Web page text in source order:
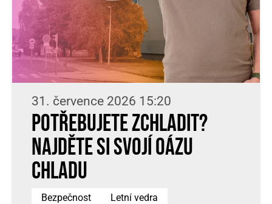
31. července 2026 15:20
Potřebujete zchladit?
Najděte si svojí oázu
chladu
Bezpečnost
Letní vedra